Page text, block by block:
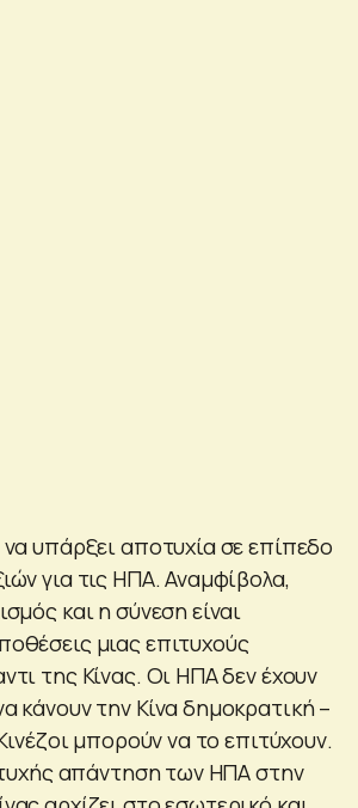
υπάρξει αποτυχία σε επίπεδο
για τις ΗΠΑ. Αναμφίβολα,
και η σύνεση είναι
μιας επιτυχούς
της Κίνας. Οι ΗΠΑ δεν έχουν
κάνουν την Κίνα δημοκρατική –
μπορούν να το επιτύχουν.
απάντηση των ΗΠΑ στην